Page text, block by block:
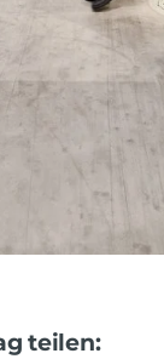
teilen: